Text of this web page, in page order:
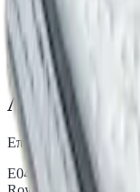
Κοπή στα μέτρα
ανά m³
Chapter ii.
Λεπτομέρειες
Επιλεγμένα υλικά,
E040 Ανατομικό